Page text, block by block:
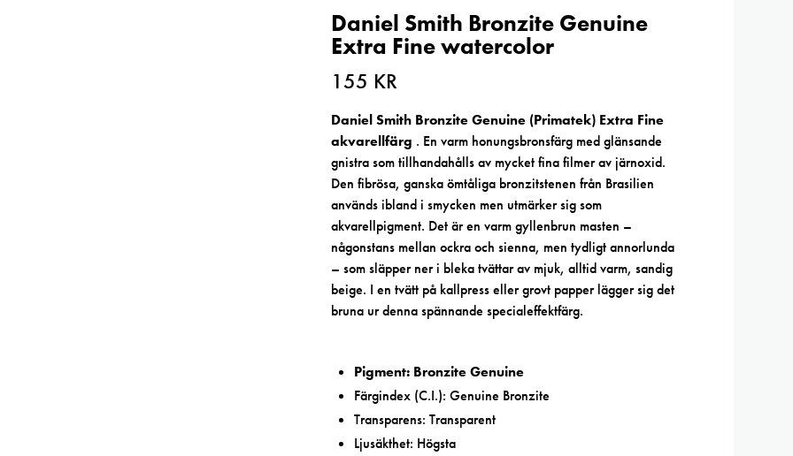
Daniel Smith Bronzite Genuine
Extra Fine watercolor
155 KR
Daniel Smith Bronzite Genuine (Primatek) Extra Fine
akvarellfärg . En varm honungsbronsfärg med glänsande
gnistra som tillhandahålls av mycket fina filmer av järnoxid.
Den fibrösa, ganska ömtåliga bronzitstenen från Brasilien
används ibland i smycken men utmärker sig som
akvarellpigment. Det är en varm gyllenbrun masten –
någonstans mellan ockra och sienna, men tydligt annorlunda
– som släpper ner i bleka tvättar av mjuk, alltid varm, sandig
beige. I en tvätt på kallpress eller grovt papper lägger sig det
bruna ur denna spännande specialeffektfärg.
Pigment: Bronzite Genuine
Färgindex (C.I.): Genuine Bronzite
Transparens: Transparent
Ljusäkthet: Högsta